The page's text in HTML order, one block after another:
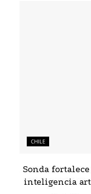
CHILE
Sonda
inteligencia